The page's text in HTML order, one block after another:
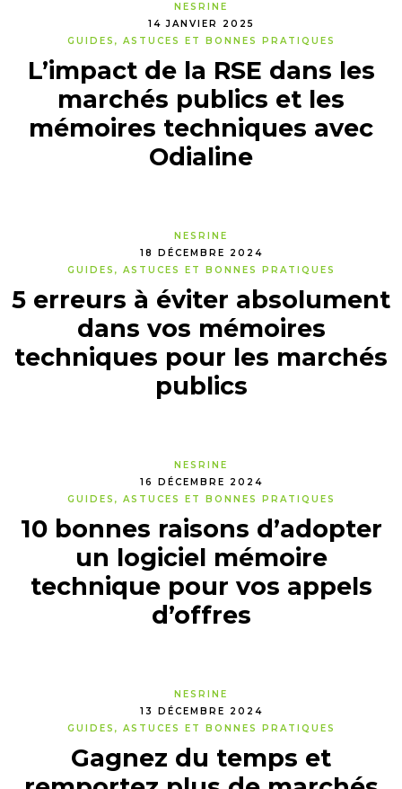
NESRINE
14 JANVIER 2025
GUIDES, ASTUCES ET BONNES PRATIQUES
L’impact de la RSE dans les
marchés publics et les
mémoires techniques avec
Odialine
NESRINE
18 DÉCEMBRE 2024
GUIDES, ASTUCES ET BONNES PRATIQUES
5 erreurs à éviter absolument
dans vos mémoires
techniques pour les marchés
publics
NESRINE
16 DÉCEMBRE 2024
GUIDES, ASTUCES ET BONNES PRATIQUES
10 bonnes raisons d’adopter
un logiciel mémoire
technique pour vos appels
d’offres
NESRINE
13 DÉCEMBRE 2024
GUIDES, ASTUCES ET BONNES PRATIQUES
Gagnez du temps et